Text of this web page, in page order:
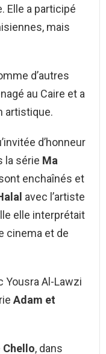
Elle a participé
mais
d’autres
au Caire et a
artistique.
d’honneur
la série Ma
enchaînés et
avec l’artiste
elle interprétait
cinema et de
Yousra Al-Lawzi
Adam et
Chello, dans